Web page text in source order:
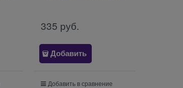
335 руб.
Добавить
Добавить в сравнение